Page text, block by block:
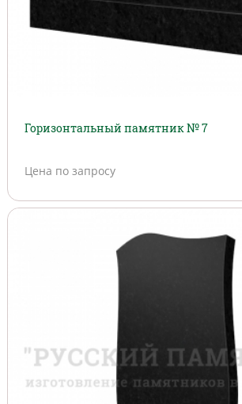
Горизонтальный памятник № 7
Цена по запросу